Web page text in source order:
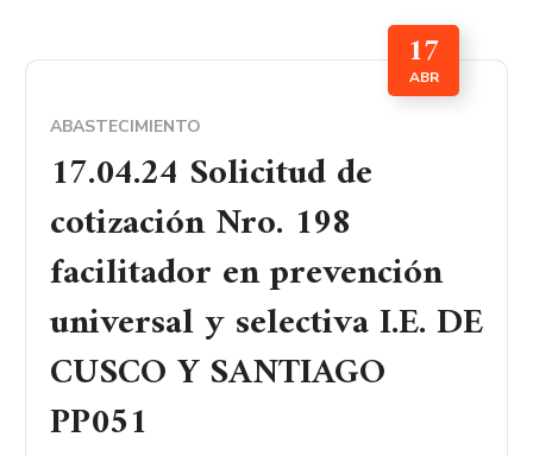
17
ABR
ABASTECIMIENTO
17.04.24 Solicitud de
cotización Nro. 198
facilitador en prevención
universal y selectiva I.E. DE
CUSCO Y SANTIAGO
PP051